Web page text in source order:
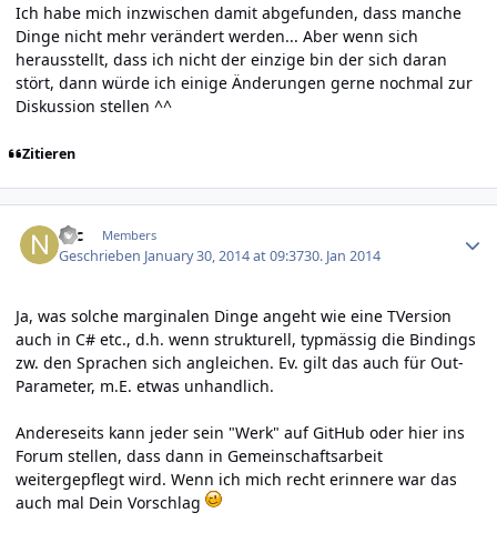
Ich habe mich inzwischen damit abgefunden, dass manche
Dinge nicht mehr verändert werden... Aber wenn sich
herausstellt, dass ich nicht der einzige bin der sich daran
stört, dann würde ich einige Änderungen gerne nochmal zur
Diskussion stellen ^^
Zitieren
Nic Members
Geschrieben January 30, 2014 at 09:3730. Jan 2014
Ja, was solche marginalen Dinge angeht wie eine TVersion
auch in C# etc., d.h. wenn strukturell, typmässig die Bindings
zw. den Sprachen sich angleichen. Ev. gilt das auch für Out-
Parameter, m.E. etwas unhandlich.
Andereseits kann jeder sein "Werk" auf GitHub oder hier ins
Forum stellen, dass dann in Gemeinschaftsarbeit
weitergepflegt wird. Wenn ich mich recht erinnere war das
auch mal Dein Vorschlag